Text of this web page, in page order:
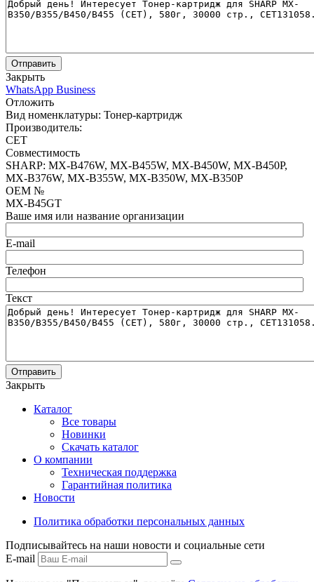
Отправить
Закрыть
WhatsApp Business
Отложить
Вид номенклатуры: Тонер-картридж
Производитель:
CET
Совместимость
SHARP: MX-B476W, MX-B455W, MX-B450W, MX-B450P,
MX-B376W, MX-B355W, MX-B350W, MX-B350P
OEM №
MX-B45GT
Ваше имя или название организации
E-mail
Телефон
Текст
Отправить
Закрыть
Каталог
Все товары
Новинки
Скачать каталог
О компании
Техническая поддержка
Гарантийная политика
Новости
Политика обработки персональных данных
Подписывайтесь на наши новости и социальные сети
E-mail